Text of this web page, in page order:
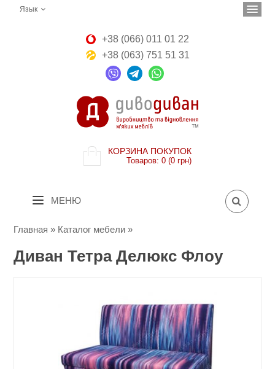
Язык
+38 (066) 011 01 22
+38 (063) 751 51 31
КОРЗИНА ПОКУПОК
Товаров: 0 (0 грн)
МЕНЮ
Главная » Каталог мебели »
Диван Тетра Делюкс Флоу